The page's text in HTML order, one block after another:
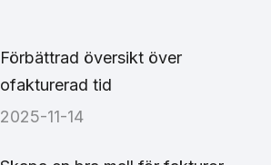
Förbättrad översikt över
ofakturerad tid
2025-11-14